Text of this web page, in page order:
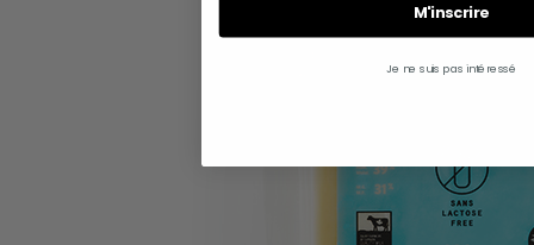
M'inscrire
Je ne suis pas intéressé